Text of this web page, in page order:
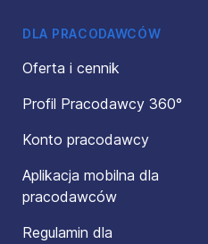
DLA PRACODAWCÓW
Oferta i cennik
Profil Pracodawcy 360°
Konto pracodawcy
Aplikacja mobilna dla
pracodawców
Regulamin dla